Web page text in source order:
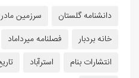
دانشنامه گلستان سرزمین
خانه بردبار
فصلنامه میرداماد
انتشارات بنام
استرآباد